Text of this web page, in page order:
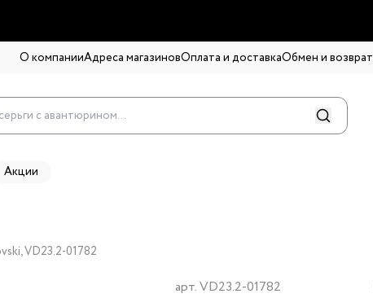
О компанииАдреса магазиновОплата и доставкаОбмен и возврат
Акции
VD23.2-01782
арт.VD23.2-01782